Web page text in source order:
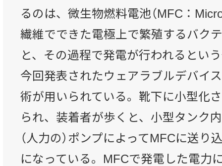
るのは、微生物燃料電池（MFC：
繊維でできた電極上で繁殖するバク
と、その過程で発電が行われるとい
今回発表されたウェアラブルデバイ
術が用いられている。靴下に小型化
られ、装着者が歩くと、小型タンク
（人力の）ポンプによってMFCに送り
になっている。MFCで発電した電力